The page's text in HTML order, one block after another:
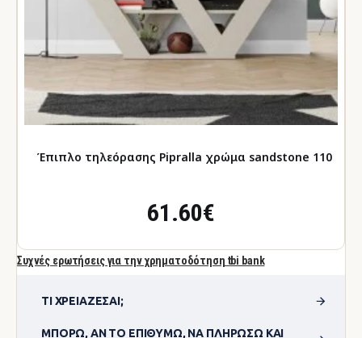
Έπιπλο τηλεόρασης Pipralla χρώμα sandstone
61.60€
Συχνές ερωτήσεις για την χρηματοδότηση tbi bank
ΤΙ ΧΡΕΙΆΖΕΣΑΙ;
ΜΠΟΡΏ, ΑΝ ΤΟ ΕΠΙΘΥΜΏ, ΝΑ ΠΛΗΡΏΣΩ ΚΑΙ